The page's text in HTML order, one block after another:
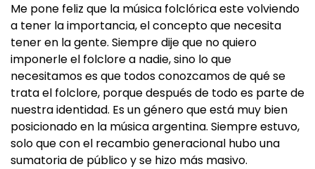
Me pone feliz que la música folclórica este volviendo
a tener la importancia, el concepto que necesita
tener en la gente. Siempre dije que no quiero
imponerle el folclore a nadie, sino lo que
necesitamos es que todos conozcamos de qué se
trata el folclore, porque después de todo es parte de
nuestra identidad. Es un género que está muy bien
posicionado en la música argentina. Siempre estuvo,
solo que con el recambio generacional hubo una
sumatoria de público y se hizo más masivo.